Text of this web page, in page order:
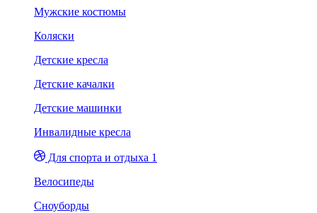
Мужские костюмы
Коляски
Детские кресла
Детские качалки
Детские машинки
Инвалидные кресла
Для спорта и отдыха 1
Велосипеды
Сноуборды